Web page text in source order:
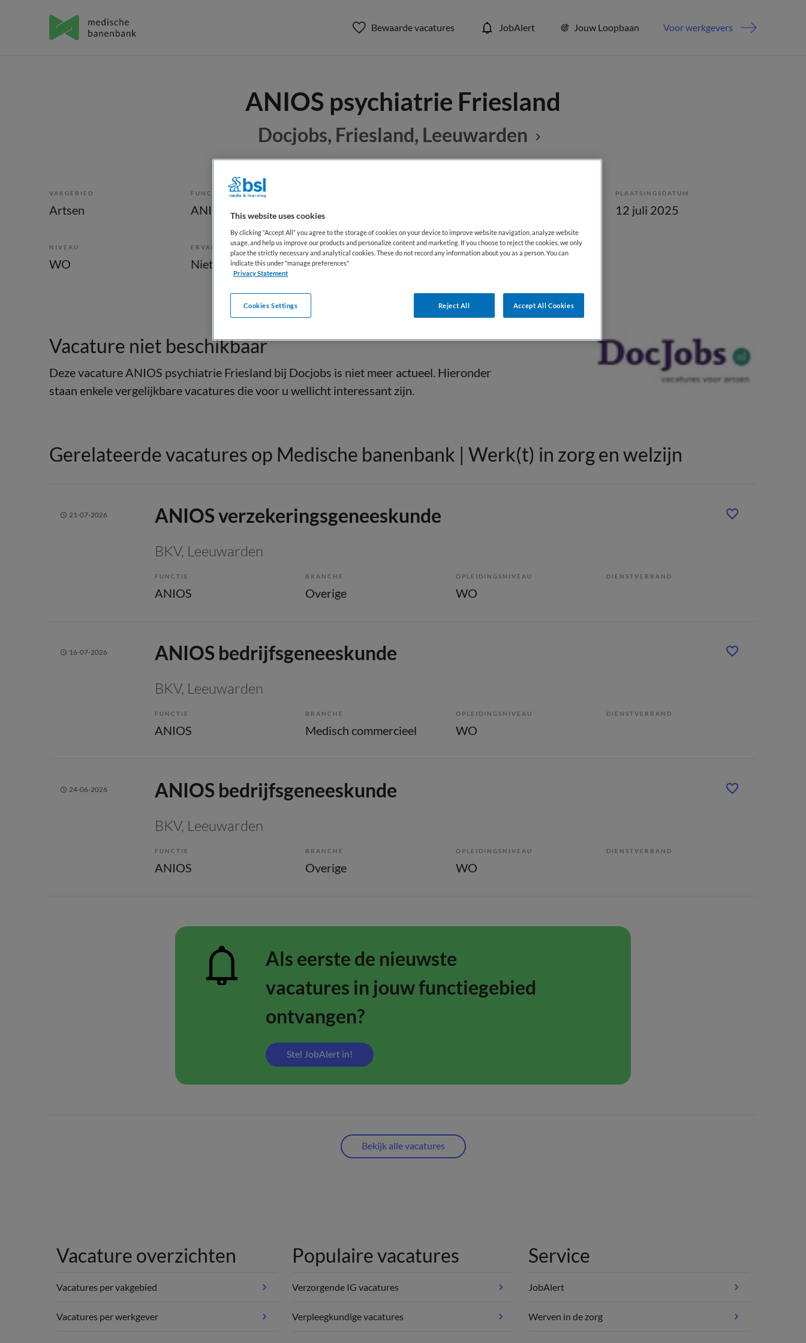
Bewaarde vacatures JobAlert Jouw Loopbaan Voor werkgevers
ANIOS psychiatrie Friesland
Docjobs, Friesland, Leeuwarden
VAKGEBIED
Artsen
FUNCTIE
ANIOS
PLAATSINGSDATUM
12 juli 2025
NIVEAU
WO
ERVARING
Niet nader bepaald
DIENSTVERBAND
Fulltime
Vacature niet beschikbaar
Deze vacature ANIOS psychiatrie Friesland bij Docjobs is niet meer actueel. Hieronder
staan enkele vergelijkbare vacatures die voor u wellicht interessant zijn.
Gerelateerde vacatures op Medische banenbank | Werk(t) in zorg en welzijn
21-07-2026 ANIOS verzekeringsgeneeskunde
BKV, Leeuwarden
FUNCTIE
ANIOS
BRANCHE
Overige
OPLEIDINGSNIVEAU
WO
DIENSTVERBAND
16-07-2026 ANIOS bedrijfsgeneeskunde
BKV, Leeuwarden
FUNCTIE
ANIOS
BRANCHE
Medisch commercieel
OPLEIDINGSNIVEAU
WO
DIENSTVERBAND
24-06-2026 ANIOS bedrijfsgeneeskunde
BKV, Leeuwarden
FUNCTIE
ANIOS
BRANCHE
Overige
OPLEIDINGSNIVEAU
WO
DIENSTVERBAND
Als eerste de nieuwste
vacatures in jouw functiegebied
ontvangen?
Stel JobAlert in!
Bekijk alle vacatures
Vacature overzichten
Vacatures per vakgebied
Vacatures per werkgever
Populaire vacatures
Verzorgende IG vacatures
Verpleegkundige vacatures
Service
JobAlert
Werven in de zorg
This website uses cookies
By clicking “Accept All” you agree to the storage of cookies on your device to improve website navigation, analyze website
usage, and help us improve our products and personalize content and marketing. If you choose to reject the cookies, we only
place the strictly necessary and analytical cookies. These do not record any information about you as a person. You can
indicate this under "manage preferences"
Privacy Statement
Reject All Accept All Cookies
Cookies Settings